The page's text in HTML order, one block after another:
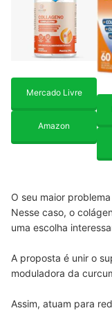
Mercado Livre
Amazon
O seu maior
Nesse caso, o
uma escolha
A proposta é unir o
moduladora da
Assim, atuam para